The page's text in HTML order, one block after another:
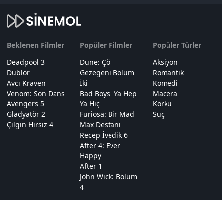
Beklenen Filmler
Deadpool 3
Dublör
Avcı Kraven
Venom: Son Dans
Avengers 5
Gladyatör 2
Çılgın Hırsız 4
Popüler Filmler
Dune: Çöl
Gezegeni Bölüm
İki
Bad Boys: Ya Hep
Ya Hiç
Furiosa: Bir Mad
Max Destanı
Recep İvedik 6
After 4: Ever
Happy
After 1
John Wick: Bölüm
4
Popüler Türler
Aksiyon
Romantik
Komedi
Macera
Korku
Suç